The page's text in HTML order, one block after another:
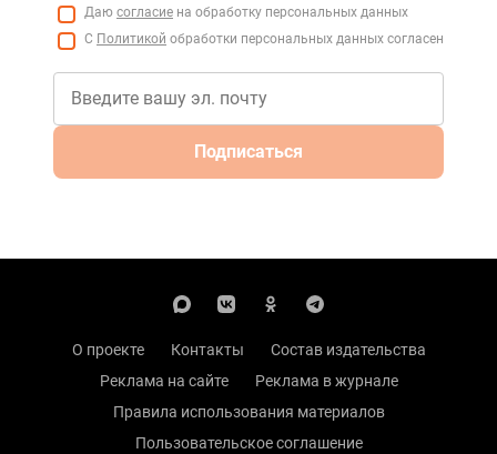
Даю согласие на обработку персональных данных
С Политикой обработки персональных данных согласен
Подписаться
О проекте Контакты
Состав издательства
Реклама на сайте
Реклама в журнале
Правила использования материалов
Пользовательское соглашение